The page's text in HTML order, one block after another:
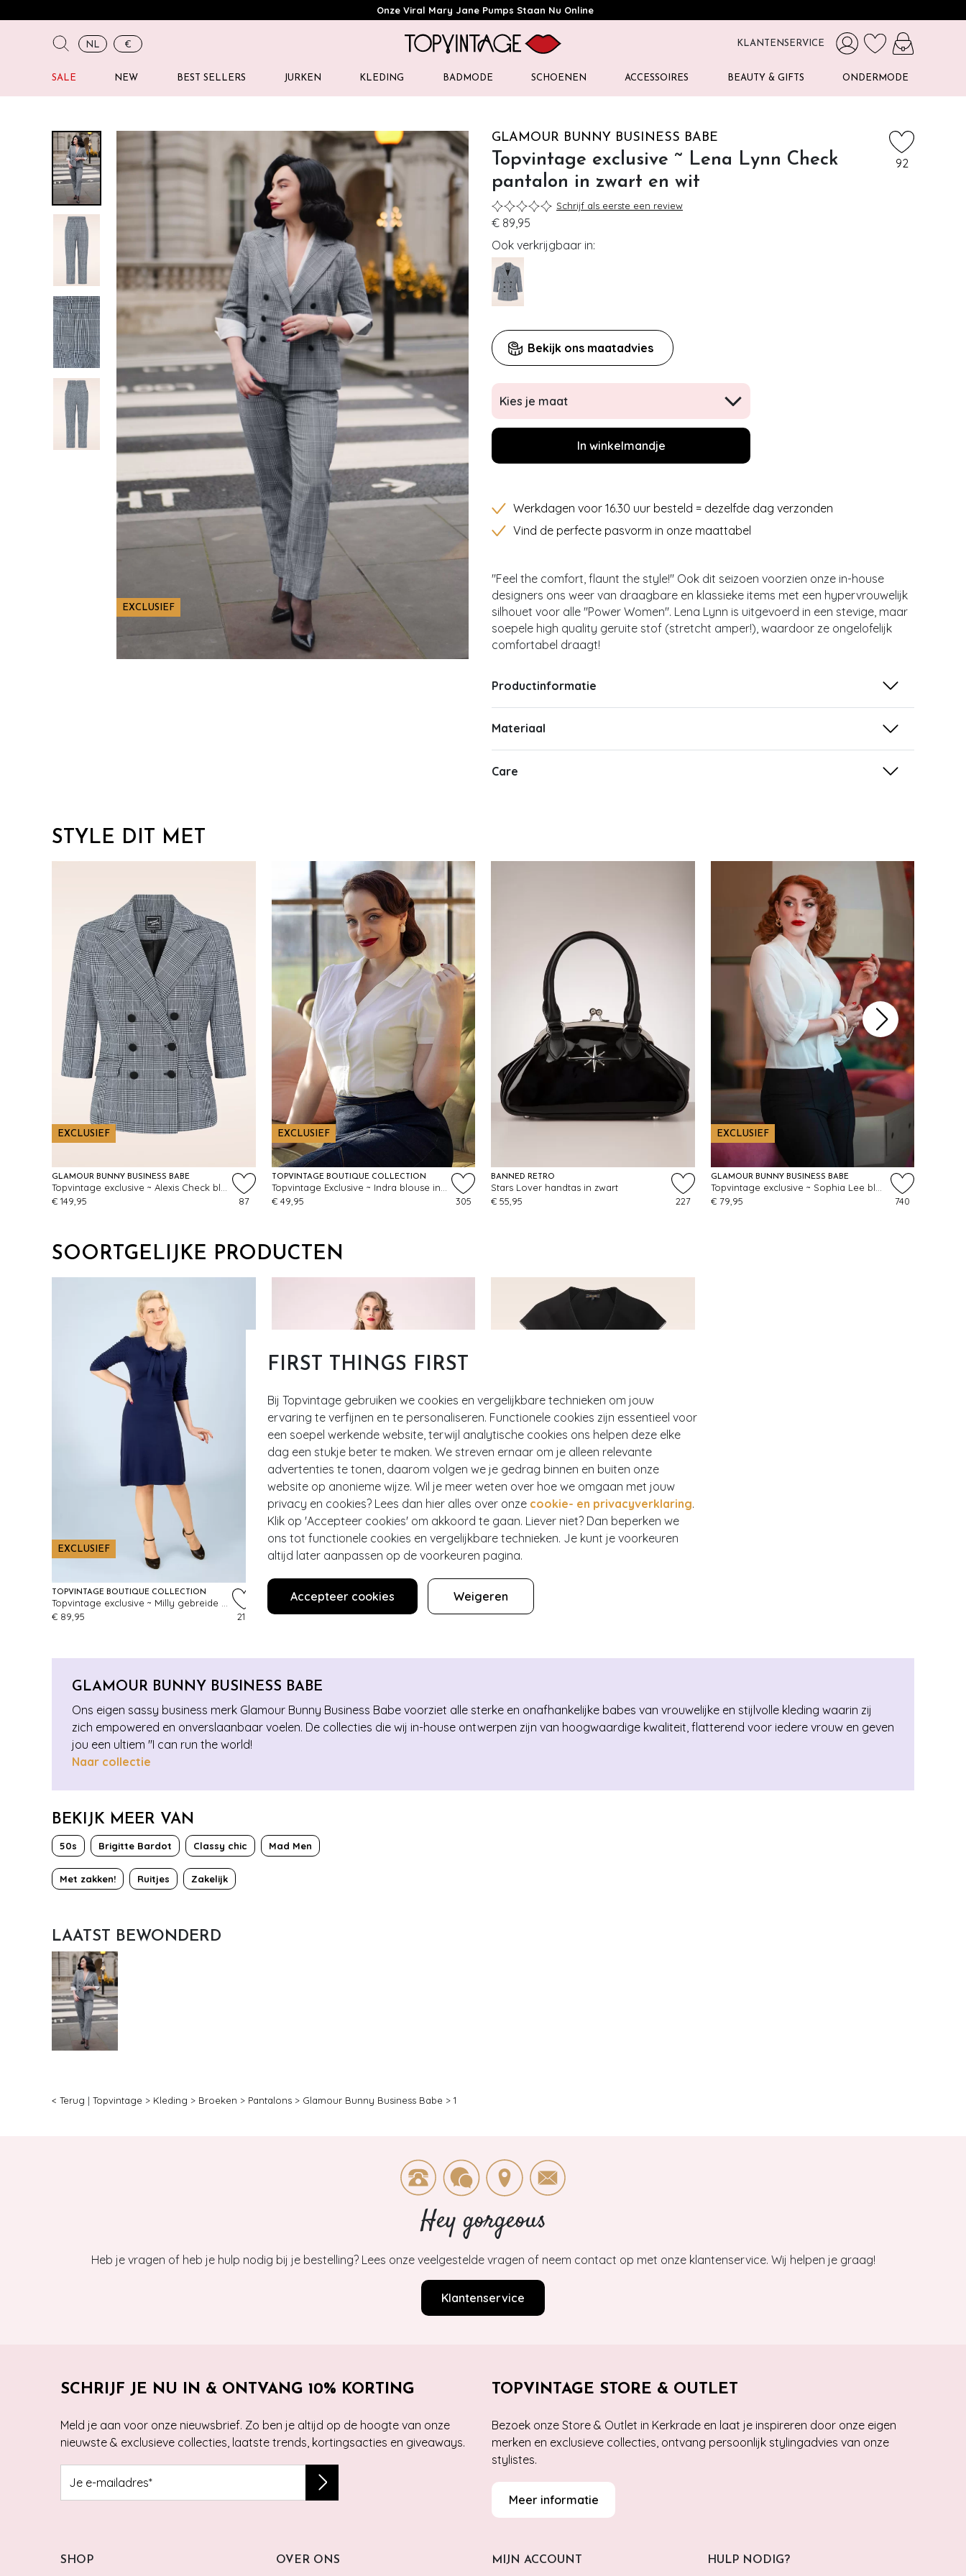
FIRST THINGS FIRST
Bij Topvintage gebruiken we cookies en vergelijkbare technieken om jouw
ervaring te verfijnen en te personaliseren. Functionele cookies zijn essentieel voor
een soepel werkende website, terwijl analytische cookies ons helpen deze elke
dag een stukje beter te maken. We streven ernaar om je alleen relevante
advertenties te tonen, daarom volgen we je gedrag binnen en buiten onze
website op anonieme wijze. Wil je meer weten over hoe we omgaan met jouw
privacy en cookies? Lees dan hier alles over onze cookie- en privacyverklaring.
Klik op 'Accepteer cookies' om akkoord te gaan. Liever niet? Dan beperken we
ons tot functionele cookies en vergelijkbare technieken. Je kunt je voorkeuren
altijd later aanpassen op de voorkeuren pagina.
Accepteer cookies Weigeren
Onze Viral Mary Jane Pumps Staan Nu Online
NL € KLANTENSERVICE
SALE NEW BEST SELLERS JURKEN KLEDING BADMODE SCHOENEN ACCESSOIRES BEAUTY & GIFTS ONDERMODE
EXCLUSIEF
GLAMOUR BUNNY BUSINESS BABE
Topvintage exclusive ~ Lena Lynn Check
pantalon in zwart en wit
92
Schrijf als eerste een review
€ 89,95
Ook verkrijgbaar in:
Bekijk ons maatadvies
Kies je maat
In winkelmandje
Werkdagen voor 16.30 uur besteld = dezelfde dag verzonden
Vind de perfecte pasvorm in onze maattabel
''Feel the comfort, flaunt the style!'' Ook dit seizoen voorzien onze in-house
designers ons weer van draagbare en klassieke items met een hypervrouwelijk
silhouet voor alle ''Power Women''. Lena Lynn is uitgevoerd in een stevige, maar
soepele high quality geruite stof (stretcht amper!), waardoor ze ongelofelijk
comfortabel draagt!
Productinformatie
Materiaal
Care
STYLE DIT MET
EXCLUSIEF
GLAMOUR BUNNY BUSINESS BABE
€ 149,95
87
EXCLUSIEF
TOPVINTAGE BOUTIQUE COLLECTION
€ 49,95
305
BANNED RETRO
Stars Lover handtas in zwart
€ 55,95
227
EXCLUSIEF
GLAMOUR BUNNY BUSINESS BABE
€ 79,95
740
SOORTGELIJKE PRODUCTEN
EXCLUSIEF
TOPVINTAGE BOUTIQUE COLLECTION
€ 89,95
219
EXCLUSIEF
TOPVINTAGE BOUTIQUE COLLECTION
€ 89,95
250
Cross Classic jurk in zwart
€ 99,95
GLAMOUR BUNNY BUSINESS BABE
Ons eigen sassy business merk Glamour Bunny Business Babe voorziet alle sterke en onafhankelijke babes van vrouwelijke en stijlvolle kleding waarin zij
zich empowered en onverslaanbaar voelen. De collecties die wij in-house ontwerpen zijn van hoogwaardige kwaliteit, flatterend voor iedere vrouw en geven
jou een ultiem ''I can run the world!
Naar collectie
BEKIJK MEER VAN
50s Brigitte Bardot Classy chic Mad Men
Met zakken! Ruitjes Zakelijk
LAATST BEWONDERD
< Terug | Topvintage > Kleding > Broeken > Pantalons > Glamour Bunny Business Babe > 1
Hey gorgeous
Heb je vragen of heb je hulp nodig bij je bestelling? Lees onze veelgestelde vragen of neem contact op met onze klantenservice. Wij helpen je graag!
Klantenservice
SCHRIJF JE NU IN & ONTVANG 10% KORTING
Meld je aan voor onze nieuwsbrief. Zo ben je altijd op de hoogte van onze
nieuwste & exclusieve collecties, laatste trends, kortingsacties en giveaways.
TOPVINTAGE STORE & OUTLET
Bezoek onze Store & Outlet in Kerkrade en laat je inspireren door onze eigen
merken en exclusieve collecties, ontvang persoonlijk stylingadvies van onze
stylistes.
Meer informatie
SHOP OVER ONS MIJN ACCOUNT HULP NODIG?